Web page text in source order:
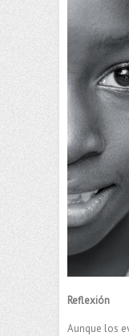
Reflexión
Aunque los